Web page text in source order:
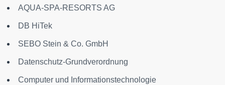
AQUA-SPA-RESORTS AG
DB HiTek
SEBO Stein & Co. GmbH
Datenschutz-Grundverordnung
Computer und Informationstechnologie